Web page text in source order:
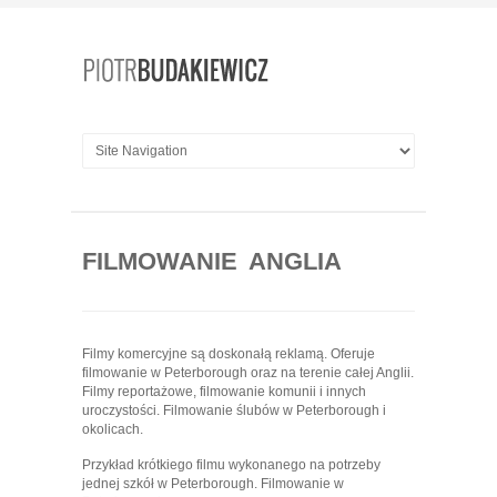
FILMOWANIE ANGLIA
Filmy komercyjne są doskonałą reklamą. Oferuje
filmowanie w Peterborough oraz na terenie całej Anglii.
Filmy reportażowe, filmowanie komunii i innych
uroczystości. Filmowanie ślubów w Peterborough i
okolicach.
Przykład krótkiego filmu wykonanego na potrzeby
jednej szkół w Peterborough. Filmowanie w